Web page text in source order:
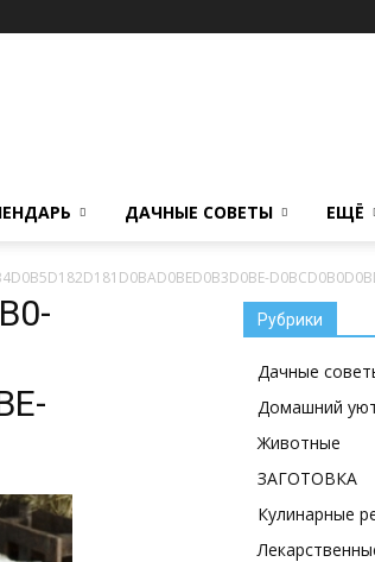
ДАЧНЫЕ СОВЕТЫ ЕЩЁ
Рубрики
Дачные
Домашний
Животные
ЗАГОТОВКА
Кулинарные